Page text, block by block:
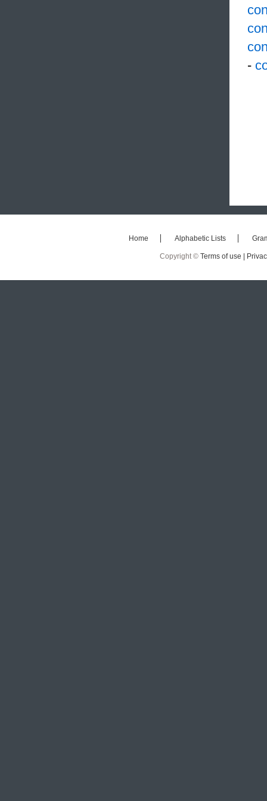
-
Home Alphabetic Lists
Copyright © Terms of use |